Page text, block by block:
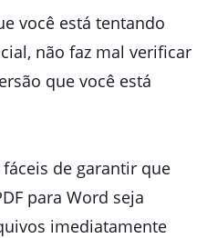
você está tentando
não faz mal verificar
que você está
de garantir que
para Word seja
imediatamente